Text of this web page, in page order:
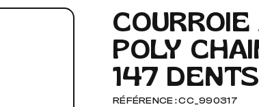
ACCESSOIRES DIVERS
PAREBRISES ET CARENAGES
AUDIO, VIDÉO ET FIXATIONS
BOUGIES D'ALLUMAGE
BATTERIES
OUTILLAGE
VISSERIE
POLY
147 DENTS
RÉFÉRENCE : CC_990317